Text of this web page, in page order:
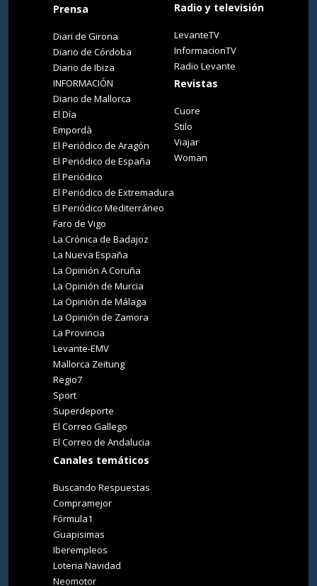
Prensa
Diari de Girona
Diario de Córdoba
Diario de Ibiza
INFORMACIÓN
Diario de Mallorca
El Día
Empordà
El Periódico de Aragón
El Periódico de España
El Periódico
El Periódico de Extremadura
El Periódico Mediterráneo
Faro de Vigo
La Crónica de Badajoz
La Nueva España
La Opinión A Coruña
La Opinión de Murcia
La Opinión de Málaga
La Opinión de Zamora
La Provincia
Levante-EMV
Mallorca Zeitung
Regio7
Sport
Superdeporte
El Correo Gallego
El Correo de Andalucia
Canales temáticos
Buscando Respuestas
Compramejor
Fórmula1
Guapisimas
Iberempleos
Loteria Navidad
Neomotor
Radio y televisión
LevanteTV
InformacionTV
Radio Levante
Revistas
Cuore
Stilo
Viajar
Woman